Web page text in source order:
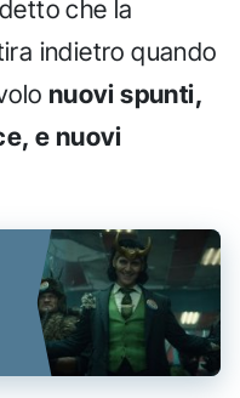
che la
indietro quando
nuovi spunti,
e nuovi